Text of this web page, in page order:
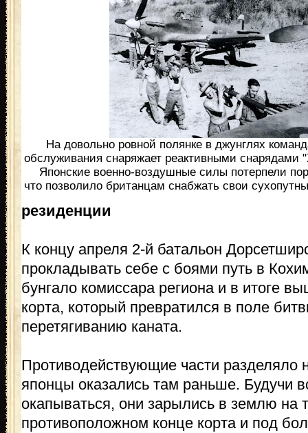
На довольно ровной полянке в джунглях
обслуживания снаряжает реактивными снарядами
Японские военно-воздушные силы потерпели
что позволило британцам снабжать свои
резиденции
К концу апреля 2-й батальон
прокладывать себе с боями путь в
бунгало комиссара региона и в итоге
корта, который превратился в поле
перетягиванию каната.
Противодействующие части разделяло
японцы оказались там раньше. Будучи
окапываться, они зарылись в землю на
противоположном конце корта и под